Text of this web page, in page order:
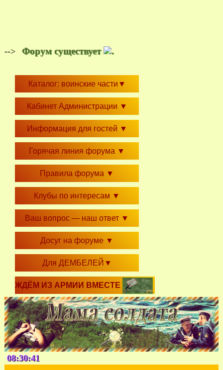
--> Форум существует .
Каталог: воинские части ▼
Кабинет Администрации ▼
Информация для гостей ▼
Горячая линия форума ▼
Правила форума ▼
Клубы по интересам ▼
Ваш вопрос — наш ответ ▼
Досуг на форуме ▼
Для ДЕМБЕЛЕЙ ▼
ЖДЁМ ИЗ АРМИИ ВМЕСТЕ
08:30:42